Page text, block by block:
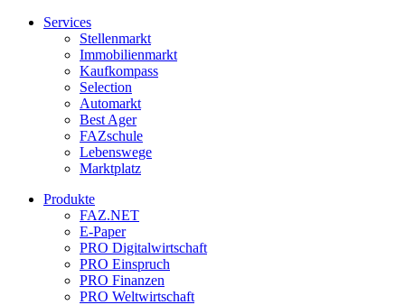
Services
Stellenmarkt
Immobilienmarkt
Kaufkompass
Selection
Automarkt
Best Ager
FAZschule
Lebenswege
Marktplatz
Produkte
FAZ.NET
E-Paper
PRO Digitalwirtschaft
PRO Einspruch
PRO Finanzen
PRO Weltwirtschaft